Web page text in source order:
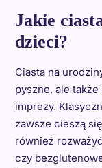
Jakie
dzieci?
Ciasta na
pyszne, ale
imprezy.
zawsze cieszą
również
czy